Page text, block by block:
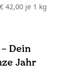
€ 42,00 je 1 kg
Dein
Jahr